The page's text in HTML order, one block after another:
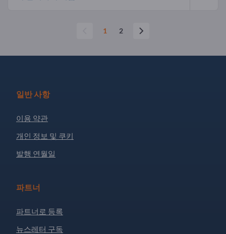
1 2
일반 사항
이용 약관
개인 정보 및 쿠키
발행 연월일
파트너
파트너로 등록
뉴스레터 구독